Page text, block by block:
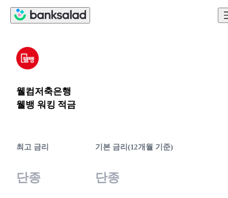
웰컴저축은행
웰뱅 워킹 적금
최고 금리
단종
기본 금리(12개월 기준)
단종